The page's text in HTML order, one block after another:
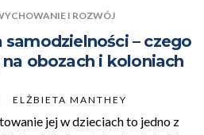
I ROZWÓJ
samodzielności – czego
na obozach i koloniach
ELŻBIETA MANTHEY
jej w dzieciach to jedno z